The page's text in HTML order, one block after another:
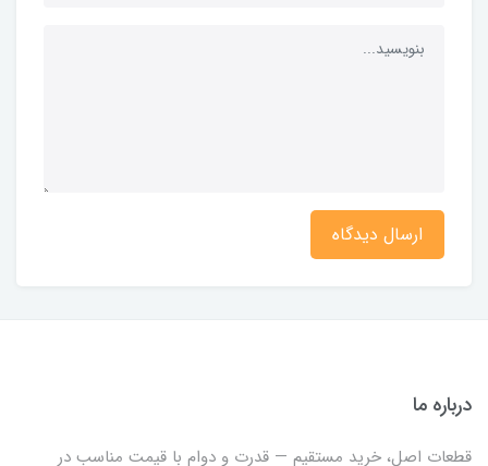
ارسال دیدگاه
درباره ما
قطعات اصل، خرید مستقیم — قدرت و دوام با قیمت مناسب در